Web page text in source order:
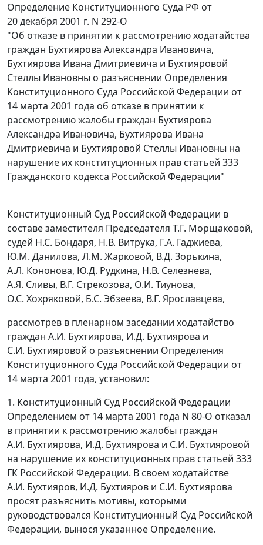
Определение Конституционного Суда РФ от
20 декабря 2001 г. N 292-О
"Об отказе в принятии к рассмотрению ходатайства
граждан Бухтиярова Александра Ивановича,
Бухтиярова Ивана Дмитриевича и Бухтияровой
Стеллы Ивановны о разъяснении Определения
Конституционного Суда Российской Федерации от
14 марта 2001 года об отказе в принятии к
рассмотрению жалобы граждан Бухтиярова
Александра Ивановича, Бухтиярова Ивана
Дмитриевича и Бухтияровой Стеллы Ивановны на
нарушение их конституционных прав статьей 333
Гражданского кодекса Российской Федерации"
Конституционный Суд Российской Федерации в
составе заместителя Председателя Т.Г. Морщаковой,
судей Н.С. Бондаря, Н.В. Витрука, Г.А. Гаджиева,
Ю.М. Данилова, Л.М. Жарковой, В.Д. Зорькина,
А.Л. Кононова, Ю.Д. Рудкина, Н.В. Селезнева,
А.Я. Сливы, В.Г. Стрекозова, О.И. Тиунова,
О.С. Хохряковой, Б.С. Эбзеева, В.Г. Ярославцева,
рассмотрев в пленарном заседании ходатайство
граждан А.И. Бухтиярова, И.Д. Бухтиярова и
С.И. Бухтияровой о разъяснении Определения
Конституционного Суда Российской Федерации от
14 марта 2001 года, установил:
1. Конституционный Суд Российской Федерации
Определением от 14 марта 2001 года N 80-О отказал
в принятии к рассмотрению жалобы граждан
А.И. Бухтиярова, И.Д. Бухтиярова и С.И. Бухтияровой
на нарушение их конституционных прав статьей 333
ГК Российской Федерации. В своем ходатайстве
А.И. Бухтияров, И.Д. Бухтияров и С.И. Бухтиярова
просят разъяснить мотивы, которыми
руководствовался Конституционный Суд Российской
Федерации, вынося указанное Определение.